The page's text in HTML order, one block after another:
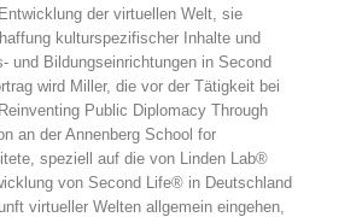
der virtuellen Welt, sie
kulturspezifischer Inhalte und
und Bildungseinrichtungen in Second
wird Miller, die vor der Tätigkeit bei
Public Diplomacy Through
an der Annenberg School for
speziell auf die von Linden Lab®
von Second Life® in Deutschland
virtueller Welten allgemein eingehen,